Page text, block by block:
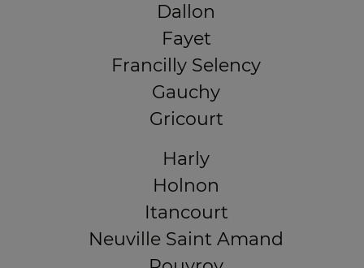
Dallon
Fayet
Francilly Selency
Gauchy
Gricourt
Harly
Holnon
Itancourt
Neuville Saint Amand